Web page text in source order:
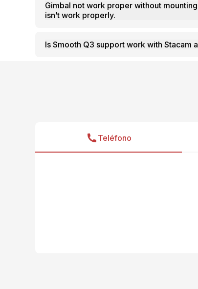
Gimbal not work proper without
isn’t work properly.
Is Smooth Q3 support work with Stacam
Teléfono